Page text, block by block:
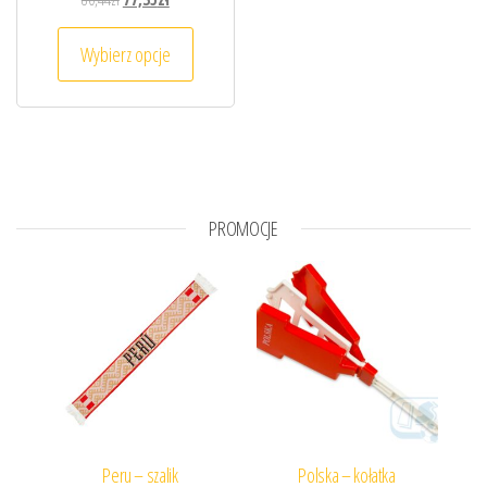
Wybierz opcje
Ten produkt ma wiele wariantów. Opcje
PROMOCJE
Peru – szalik Polska – kołatka